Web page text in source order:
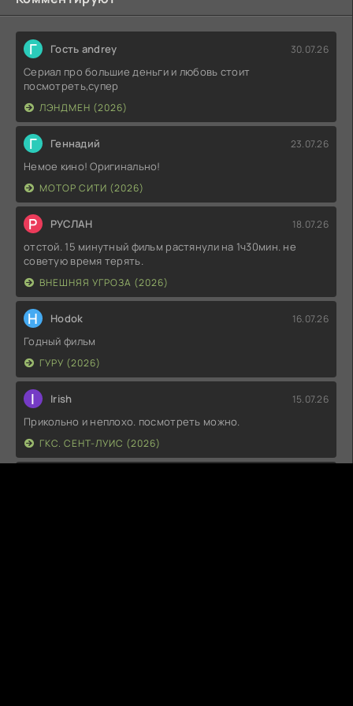
Г Гость andrey 30.07.26
Сериал про большие деньги и любовь стоит
посмотреть,супер
ЛЭНДМЕН (2026)
Г Геннадий 23.07.26
Немое кино! Оригинально!
МОТОР СИТИ (2026)
Р РУСЛАН 18.07.26
отстой. 15 минутный фильм растянули на 1ч30мин. не
советую время терять.
ВНЕШНЯЯ УГРОЗА (2026)
H Hodok 16.07.26
Годный фильм
ГУРУ (2026)
I Irish 15.07.26
Прикольно и неплохо. посмотреть можно.
ГКС. СЕНТ-ЛУИС (2026)